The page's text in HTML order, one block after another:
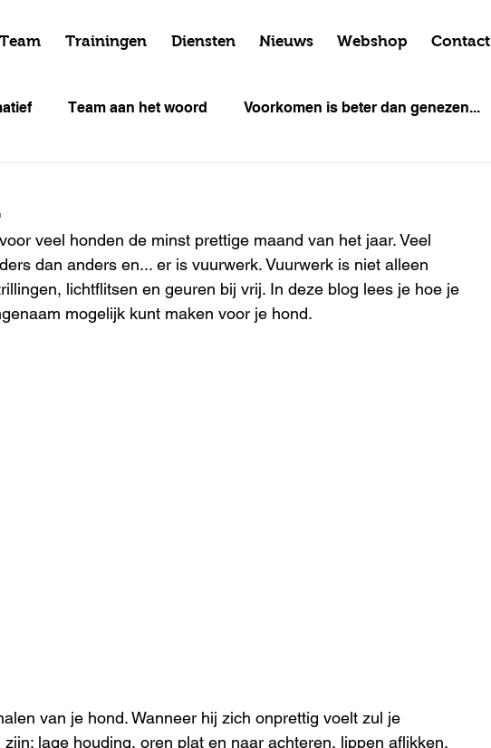
Team Trainingen Diensten Nieuws Webshop Contact
Team aan het woord Voorkomen is beter dan genezen...
veel honden de minst prettige maand van het jaar. Veel
dan anders en... er is vuurwerk. Vuurwerk is niet alleen
lichtflitsen en geuren bij vrij. In deze blog lees je hoe je
mogelijk kunt maken voor je hond.
van je hond. Wanneer hij zich onprettig voelt zul je
lage houding, oren plat en naar achteren, lippen aflikken,